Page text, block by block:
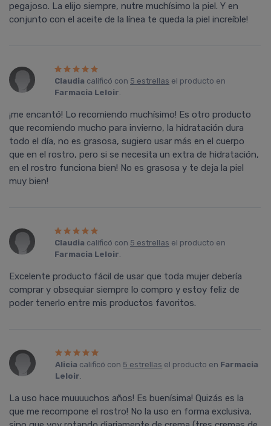
pegajoso. La elijo siempre, nutre muchísimo la piel. Y en
conjunto con el aceite de la línea te queda la piel increíble!
Claudia calificó con 5 estrellas el producto en
Farmacia Leloir.
¡me encantó! Lo recomiendo muchísimo! Es otro producto
que recomiendo mucho para invierno, la hidratación dura
todo el día, no es grasosa, sugiero usar más en el cuerpo
que en el rostro, pero si se necesita un extra de hidratación,
en el rostro funciona bien! No es grasosa y te deja la piel
muy bien!
Claudia calificó con 5 estrellas el producto en
Farmacia Leloir.
Excelente producto fácil de usar que toda mujer debería
comprar y obsequiar siempre lo compro y estoy feliz de
poder tenerlo entre mis productos favoritos.
Alicia calificó con 5 estrellas el producto en Farmacia
Leloir.
La uso hace muuuuchos años! Es buenísima! Quizás es la
que me recompone el rostro! No la uso en forma exclusiva,